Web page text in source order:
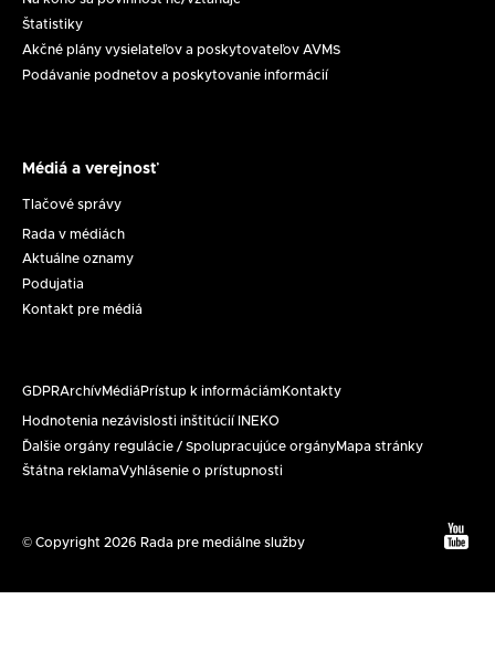
Štatistiky
Akčné plány vysielateľov a poskytovateľov AVMS
Podávanie podnetov a poskytovanie informácií
a
verejnosť
Médiá a verejnosť
Tlačové správy
Rada v médiách
Aktuálne oznamy
Podujatia
Kontakt pre médiá
Päta
GDPRArchívMédiá Prístup k informáciám Kontakty
Hodnotenia nezávislosti inštitúcií INEKO
Ďalšie orgány regulácie / Spolupracujúce orgányMapa stránky
Štátna reklamaVyhlásenie o prístupnosti
© Copyright 2026 Rada pre mediálne služby